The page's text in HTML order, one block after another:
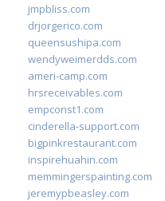
jmpbliss.com
drjorgerico.com
queensushipa.com
wendyweimerdds.com
ameri-camp.com
hrsreceivables.com
empconst1.com
cinderella-support.com
bigpinkrestaurant.com
inspirehuahin.com
memmingerspainting.com
jeremypbeasley.com